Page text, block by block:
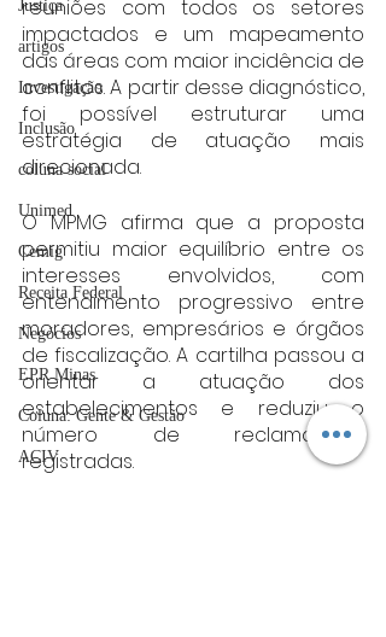
Justiça
artigos
Investigação
Inclusão
coluna social
Unimed
Cemig
Receita Federal
Negócios
EPR Minas
Coluna: Gente & Gestão
ACIV
reuniões com todos os setores
impactados e um mapeamento
das áreas com maior incidência de
conflitos. A partir desse diagnóstico,
foi possível estruturar uma
estratégia de atuação mais
direcionada.
O MPMG afirma que a proposta
permitiu maior equilíbrio entre os
interesses envolvidos, com
entendimento progressivo entre
moradores, empresários e órgãos
de fiscalização. A cartilha passou a
orientar a atuação dos
estabelecimentos e reduziu o
número de reclamações
registradas.